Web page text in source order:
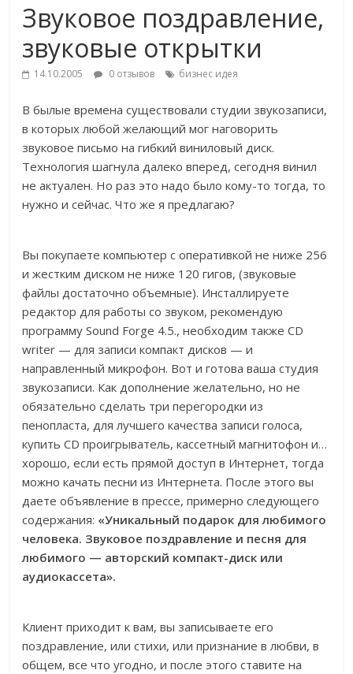
Звуковое поздравление,
звуковые открытки
14.10.2005 0 отзывов бизнес идея
В былые времена существовали студии звукозаписи,
в которых любой желающий мог наговорить
звуковое письмо на гибкий виниловый диск.
Технология шагнула далеко вперед, сегодня винил
не актуален. Но раз это надо было кому-то тогда, то
нужно и сейчас. Что же я предлагаю?
Вы покупаете компьютер с оперативкой не ниже 256
и жестким диском не ниже 120 гигов, (звуковые
файлы достаточно объемные). Инсталлируете
редактор для работы со звуком, рекомендую
программу Sound Forge 4.5., необходим также CD
writer — для записи компакт дисков — и
направленный микрофон. Вот и готова ваша студия
звукозаписи. Как дополнение желательно, но не
обязательно сделать три перегородки из
пенопласта, для лучшего качества записи голоса,
купить CD проигрыватель, кассетный магнитофон и…
хорошо, если есть прямой доступ в Интернет, тогда
можно качать песни из Интернета. После этого вы
даете объявление в прессе, примерно следующего
содержания: «Уникальный подарок для любимого
человека. Звуковое поздравление и песня для
любимого — авторский компакт-диск или
аудиокассета».
Клиент приходит к вам, вы записываете его
поздравление, или стихи, или признание в любви, в
общем, все что угодно, и после этого ставите на